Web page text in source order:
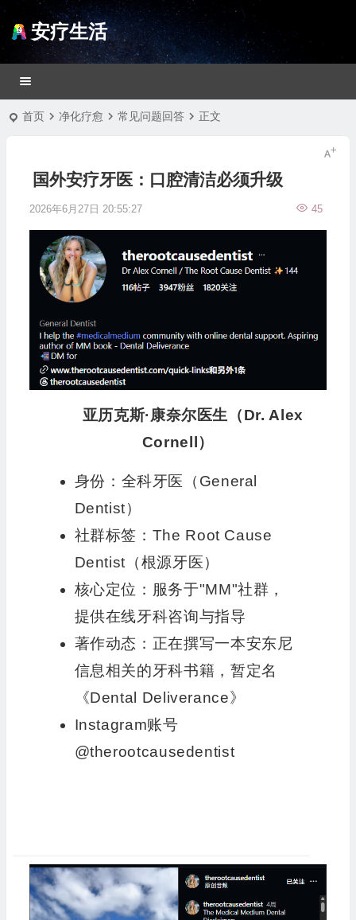
安疗生活
首页 净化疗愈 常见问题回答 正文
国外安疗牙医：口腔清洁必须升级
2026年6月27日 20:55:27 45
亚历克斯·康奈尔医生（Dr. Alex
Cornell）
身份 ：全科牙医（General
Dentist）
社群标签 ：The Root Cause
Dentist（根源牙医）
核心定位 ：服务于"MM"社群，
提供在线牙科咨询与指导
著作动态 ：正在撰写一本安东尼
信息相关的牙科书籍，暂定名
《Dental Deliverance》
Instagram账号
@therootcausedentist